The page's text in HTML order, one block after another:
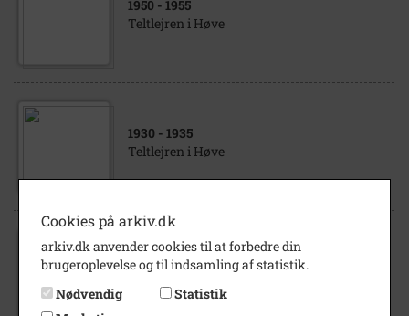
1950 - 1955
Teltlejren i Høve
1930 - 1935
Teltlejren i Høve
1940- 1948
Cookies på arkiv.dk
arkiv.dk anvender cookies til at forbedre din
brugeroplevelse og til indsamling af statistik.
Nødvendig
Statistik